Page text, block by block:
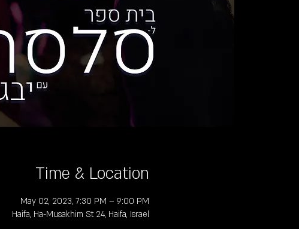
Time & Location
May 02, 2023, 7:30 PM – 9:00 PM
Haifa, Ha-Musakhim St 24, Haifa, Israel